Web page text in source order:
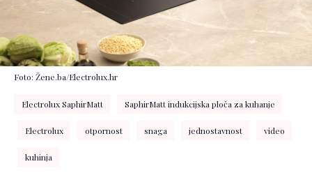
Foto: Žene.ba/Electrolux.hr
Electrolux SaphirMatt SaphirMatt indukcijska ploča za kuhanje
Electrolux otpornost snaga jednostavnost video
kuhinja